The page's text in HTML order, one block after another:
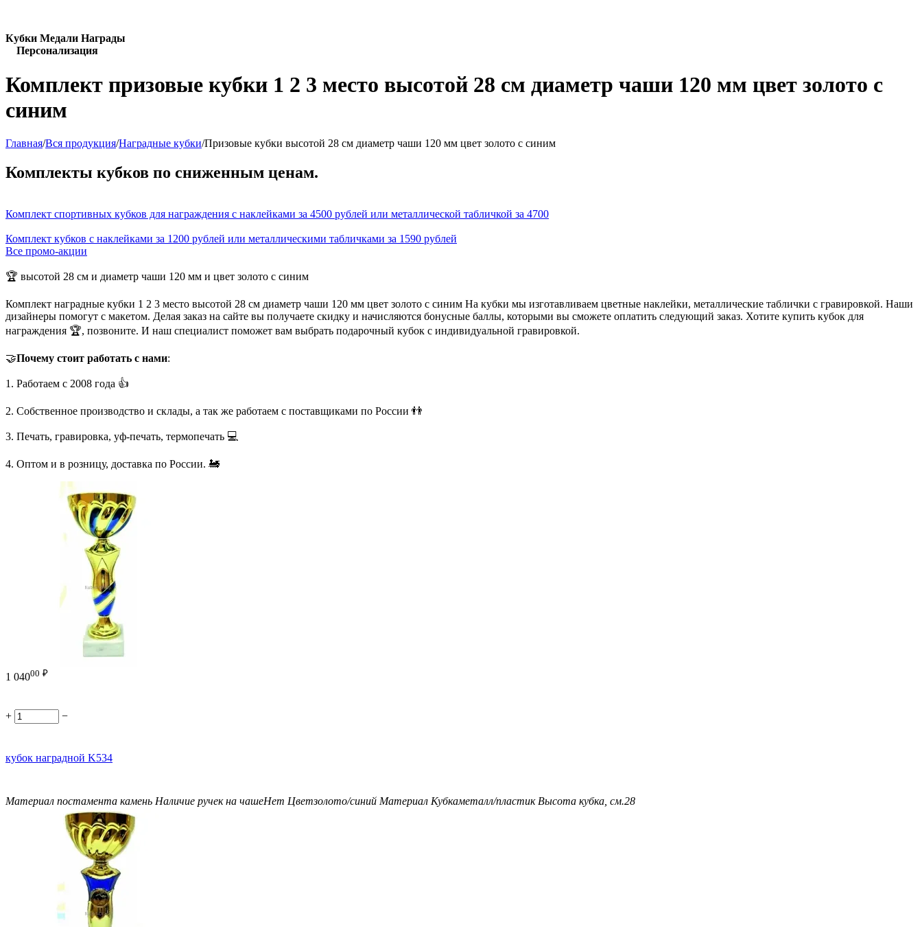
Кубки Медали Награды
Персонализация
Комплект призовые кубки 1 2 3 место высотой 28 см диаметр чаши 120 мм цвет золото с
синим
Главная/Вся продукция/Наградные кубки/Призовые кубки высотой 28 см диаметр чаши 120 мм цвет золото с синим
Комплекты кубков по сниженным ценам.
Комплект спортивных кубков для награждения с наклейками за 4500 рублей или металлической табличкой за 4700
Комплект кубков с наклейками за 1200 рублей или металлическими табличками за 1590 рублей
Все промо-акции
🏆 высотой 28 см и диаметр чаши 120 мм и цвет золото с синим
Комплект наградные кубки 1 2 3 место высотой 28 см диаметр чаши 120 мм цвет золото с синим На кубки мы изготавливаем цветные наклейки, металлические таблички с гравировкой. Наши
дизайнеры помогут с макетом. Делая заказ на сайте вы получаете скидку и начисляются бонусные баллы, которыми вы сможете оплатить следующий заказ. Хотите купить кубок для
награждения 🏆, позвоните. И наш специалист поможет вам выбрать подарочный кубок с индивидуальной гравировкой.
🤝Почему стоит работать с нами:
1. Работаем с 2008 года 👍
2. Собственное производство и склады, а так же работаем с поставщиками по России 👬
3. Печать, гравировка, уф-печать, термопечать 💻
4. Оптом и в розницу, доставка по России. 🚂
1 04000 ₽
+ −
кубок наградной K534
Материал постамента камень Наличие ручек на чашеНет Цветзолото/синий Материал Кубкаметалл/пластик Высота кубка, см.28